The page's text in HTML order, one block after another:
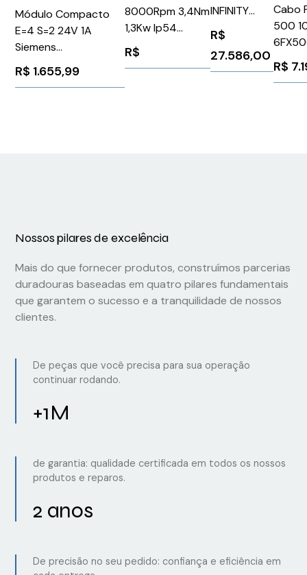
Módulo Compacto
E=4 S=2 24V 1A
Siemens
3RK24022ME002AA2
R$ 1.655,99
8000Rpm 3,4Nm
1,3Kw Ip54
Schneider
BMH0703P16F2A
R$
INFINITY
ASP-001-US
R$
27.586,00
Cabo
500
R$
Nossos pilares de excelência
Mais do que fornecer produtos, construímos parcerias
duradouras baseadas em quatro pilares fundamentais
que garantem o sucesso e a tranquilidade de nossos
clientes.
De peças que você precisa para sua operação
continuar rodando.
+1M
de garantia: qualidade certificada em todos os nossos
produtos e reparos.
2 anos
De precisão no seu pedido: confiança e eficiência em